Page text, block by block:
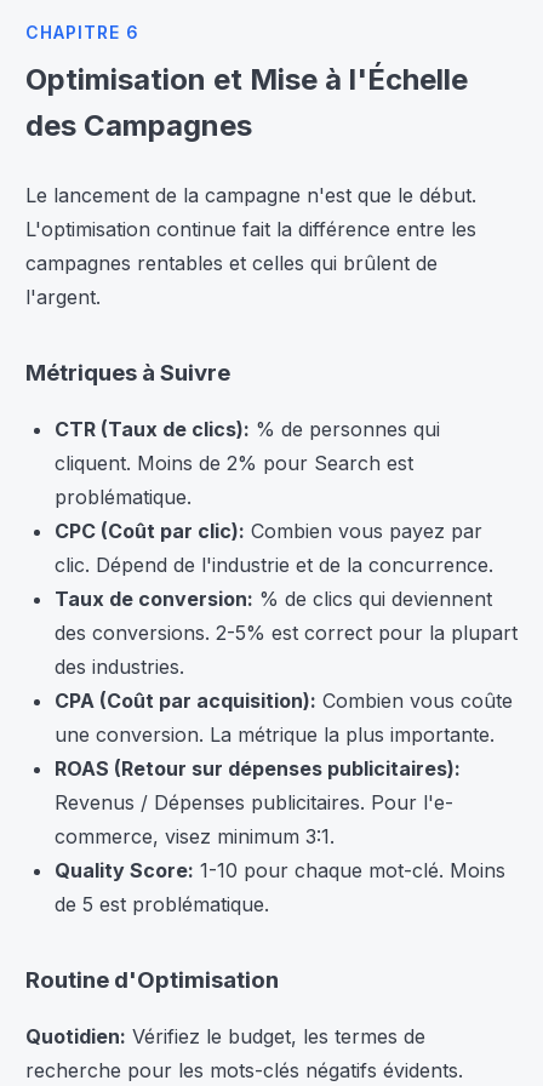
CHAPITRE 6
Optimisation et Mise à l'Échelle
des Campagnes
Le lancement de la campagne n'est que le début.
L'optimisation continue fait la différence entre les
campagnes rentables et celles qui brûlent de
l'argent.
Métriques à Suivre
CTR (Taux de clics): % de personnes qui
cliquent. Moins de 2% pour Search est
problématique.
CPC (Coût par clic): Combien vous payez par
clic. Dépend de l'industrie et de la concurrence.
Taux de conversion: % de clics qui deviennent
des conversions. 2-5% est correct pour la plupart
des industries.
CPA (Coût par acquisition): Combien vous coûte
une conversion. La métrique la plus importante.
ROAS (Retour sur dépenses publicitaires):
Revenus / Dépenses publicitaires. Pour l'e-
commerce, visez minimum 3:1.
Quality Score: 1-10 pour chaque mot-clé. Moins
de 5 est problématique.
Routine d'Optimisation
Quotidien: Vérifiez le budget, les termes de
recherche pour les mots-clés négatifs évidents.